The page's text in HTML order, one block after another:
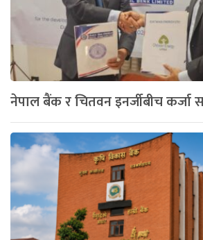
नेपाल बैंक र चितवन इनर्जीबीच कर्जा